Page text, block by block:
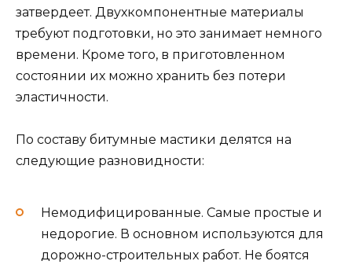
затвердеет. Двухкомпонентные материалы
требуют подготовки, но это занимает немного
времени. Кроме того, в приготовленном
состоянии их можно хранить без потери
эластичности.
По составу битумные мастики делятся на
следующие разновидности:
Немодифицированные. Самые простые и
недорогие. В основном используются для
дорожно-строительных работ. Не боятся